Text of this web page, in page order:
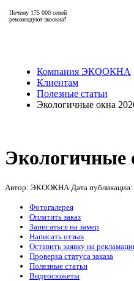
Почему 175 000 семей
рекомендуют экоокна?
Компания ЭКООКНА
Клиентам
Полезные статьи
Экологичные окна
Экологичные
Автор: ЭКООКНА Дата публикации:
Фотогалерея
Оплатить заказ
Записаться на замер
Написать отзыв
Оставить заявку на
Проверка статуса заказа
Полезные статьи
Видеосюжеты